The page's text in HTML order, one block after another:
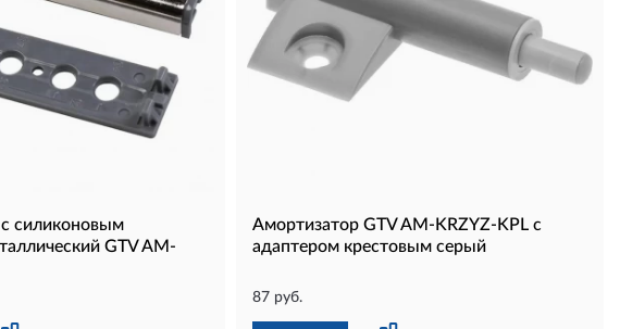
c силиконовым
GTV AM-
Амортизатор GTV AM-KRZYZ-KPL с
адаптером крестовым серый
87 руб.